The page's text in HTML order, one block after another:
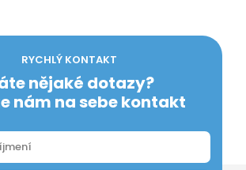
nám na sebe kontakt